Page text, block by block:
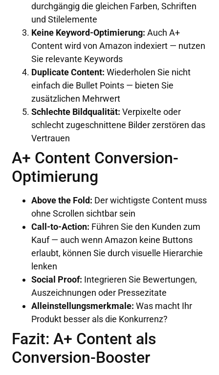
durchgängig die gleichen Farben, Schriften
und Stilelemente
Keine Keyword-Optimierung: Auch A+
Content wird von Amazon indexiert — nutzen
Sie relevante Keywords
Duplicate Content: Wiederholen Sie nicht
einfach die Bullet Points — bieten Sie
zusätzlichen Mehrwert
Schlechte Bildqualität: Verpixelte oder
schlecht zugeschnittene Bilder zerstören das
Vertrauen
A+ Content Conversion-
Optimierung
Above the Fold: Der wichtigste Content muss
ohne Scrollen sichtbar sein
Call-to-Action: Führen Sie den Kunden zum
Kauf — auch wenn Amazon keine Buttons
erlaubt, können Sie durch visuelle Hierarchie
lenken
Social Proof: Integrieren Sie Bewertungen,
Auszeichnungen oder Pressezitate
Alleinstellungsmerkmale: Was macht Ihr
Produkt besser als die Konkurrenz?
Fazit: A+ Content als
Conversion-Booster